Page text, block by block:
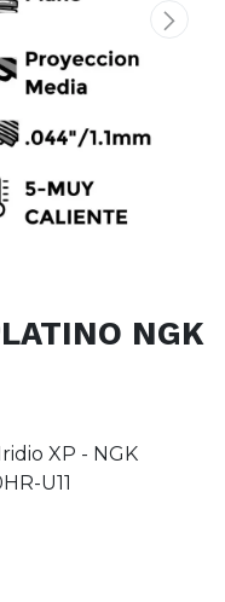
NGK
XP - NGK
U11